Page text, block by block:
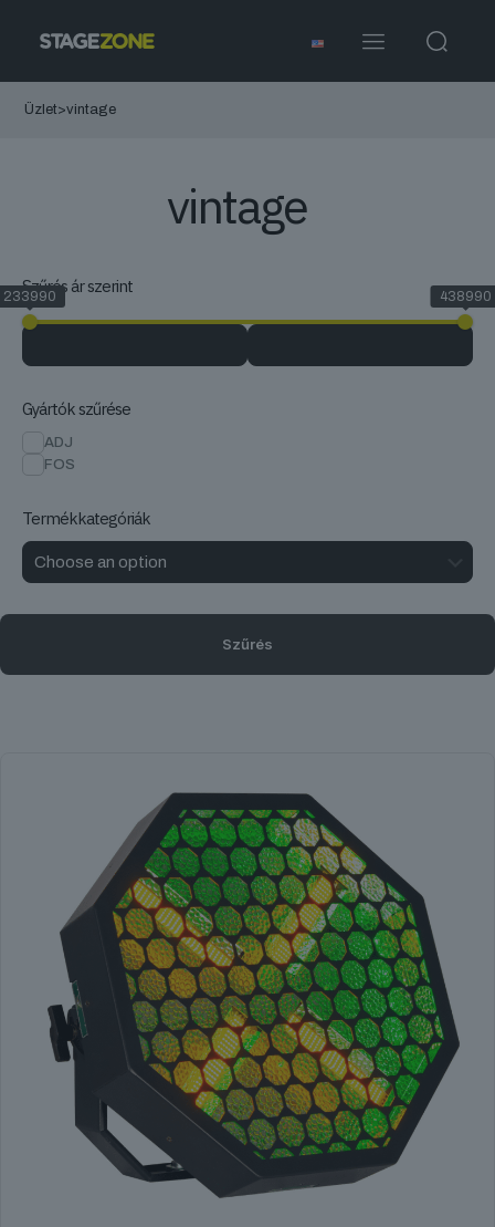
Üzlet>vintage
vintage
Szűrés ár szerint
233990 438990
Gyártók szűrése
ADJ
FOS
Termékkategóriák
Szűrés